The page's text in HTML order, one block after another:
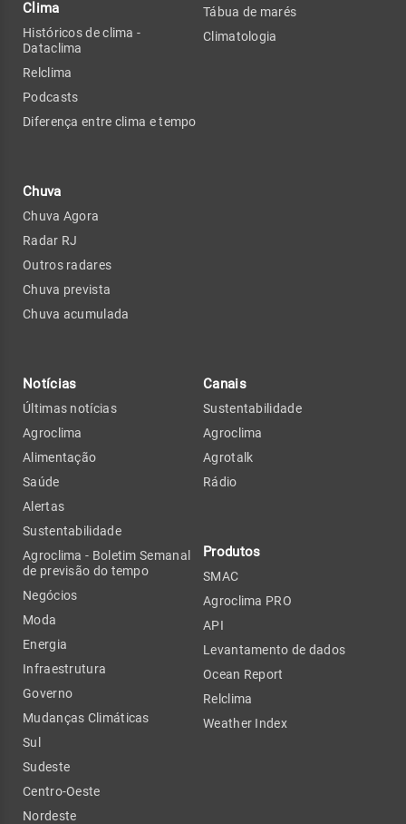
Clima
Históricos de clima -
Dataclima
Relclima
Podcasts
Diferença entre clima e tempo
Chuva
Chuva Agora
Radar RJ
Outros radares
Chuva prevista
Chuva acumulada
Tábua de marés
Climatologia
Notícias
Últimas notícias
Agroclima
Alimentação
Saúde
Alertas
Sustentabilidade
Agroclima - Boletim Semanal
de previsão do tempo
Negócios
Moda
Energia
Infraestrutura
Governo
Mudanças Climáticas
Sul
Sudeste
Centro-Oeste
Nordeste
Canais
Sustentabilidade
Agroclima
Agrotalk
Rádio
Produtos
SMAC
Agroclima PRO
API
Levantamento de dados
Ocean Report
Relclima
Weather Index